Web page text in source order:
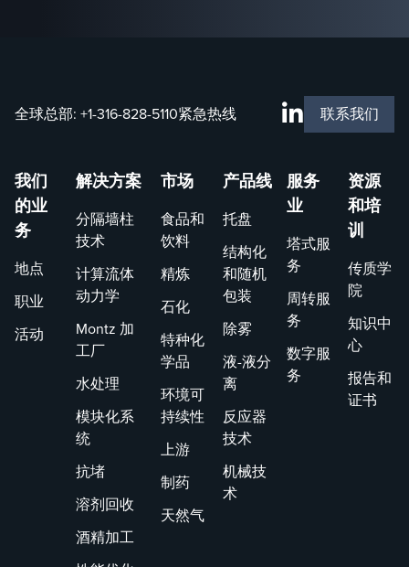
全球总部: +1-316-828-5110紧急热线 联系我们
我们
的业
务
地点
职业
活动
解决方案
分隔墙柱
技术
计算流体
动力学
Montz 加
工厂
水处理
模块化系
统
抗堵
溶剂回收
酒精加工
市场
食品和
饮料
精炼
石化
特种化
学品
环境可
持续性
上游
制药
天然气
产品线
托盘
结构化
和随机
包装
除雾
液-液分
离
反应器
技术
机械技
术
服务
业
塔式服
务
周转服
务
数字服
务
资源
和培
训
传质学
院
知识中
心
报告和
证书